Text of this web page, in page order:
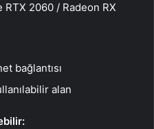
RTX 2060 / Radeon RX
bağlantısı
alan